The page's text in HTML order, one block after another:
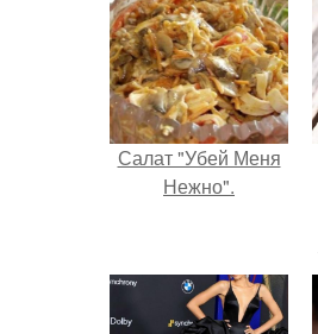
Салат "Убей Меня
Нежно".